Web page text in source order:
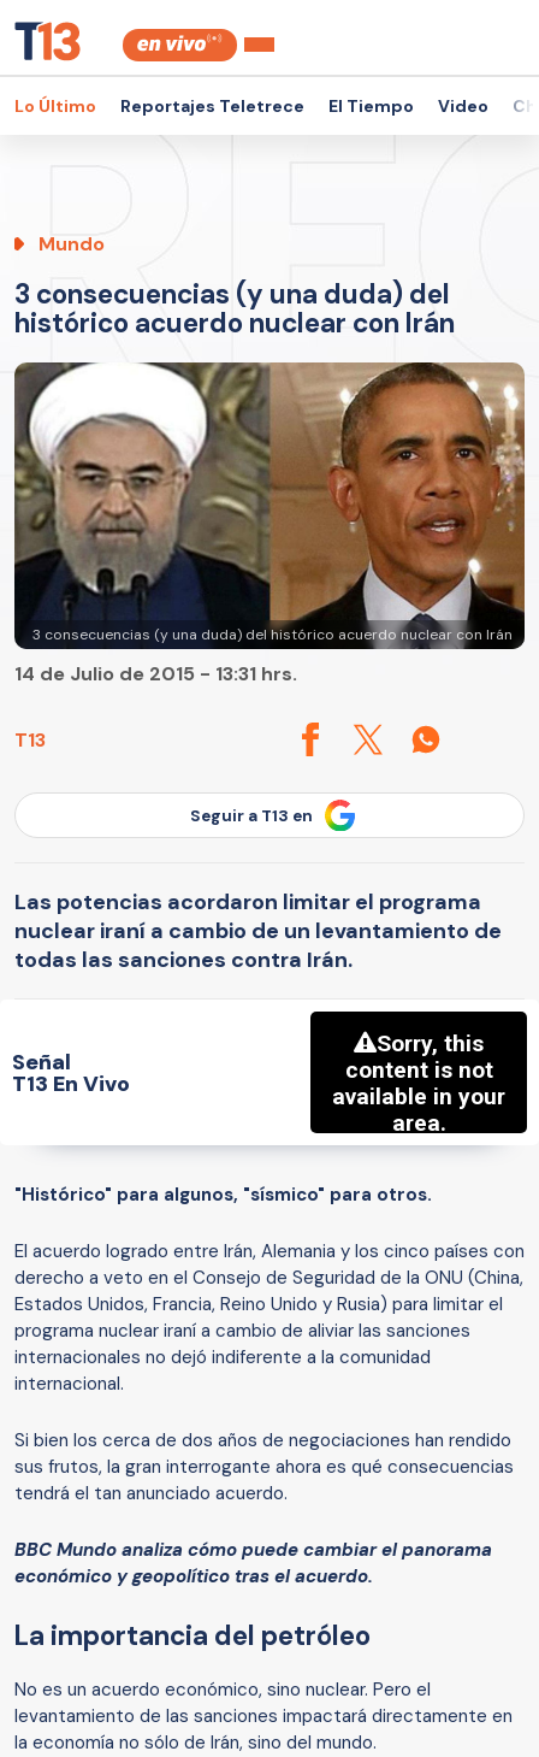
Lo Último Reportajes Teletrece El Tiempo Video
Mundo
3 consecuencias (y una duda) del
histórico acuerdo nuclear con Irán
3 consecuencias (y una duda) del histórico acuerdo nuclear con Irán
T13
14 de Julio de 2015 - 13:31 hrs.
Seguir a T13 en
Las potencias acordaron limitar el programa
nuclear iraní a cambio de un levantamiento de
todas las sanciones contra Irán.
Señal
T13 En Vivo
"Histórico" para algunos, "sísmico" para otros.
El acuerdo logrado entre Irán, Alemania y los cinco países con
derecho a veto en el Consejo de Seguridad de la ONU (China,
Estados Unidos, Francia, Reino Unido y Rusia) para limitar el
programa nuclear iraní a cambio de aliviar las sanciones
internacionales no dejó indiferente a la comunidad
internacional.
Si bien los cerca de dos años de negociaciones han rendido
sus frutos, la gran interrogante ahora es qué consecuencias
tendrá el tan anunciado acuerdo.
BBC Mundo analiza cómo puede cambiar el panorama
económico y geopolítico tras el acuerdo.
La importancia del petróleo
No es un acuerdo económico, sino nuclear. Pero el
levantamiento de las sanciones impactará directamente en
la economía no sólo de Irán, sino del mundo.